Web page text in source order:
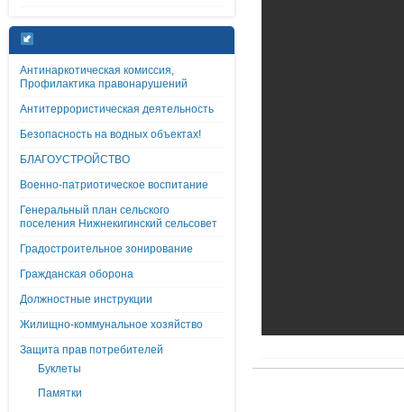
Антинаркотическая комиссия,
Профилактика правонарушений
Антитеррористическая деятельность
Безопасность на водных объектах!
БЛАГОУСТРОЙСТВО
Военно-патриотическое воспитание
Генеральный план сельского
поселения Нижнекигинский сельсовет
Градостроительное зонирование
Гражданская оборона
Должностные инструкции
Жилищно-коммунальное хозяйство
Защита прав потребителей
Буклеты
Памятки